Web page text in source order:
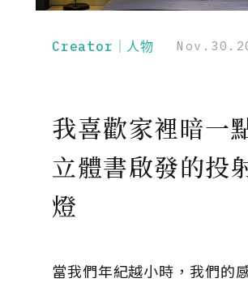
Creator｜人物
我喜歡家裡暗一
立體書啟發的投
燈
當我們年紀越小時，我們的